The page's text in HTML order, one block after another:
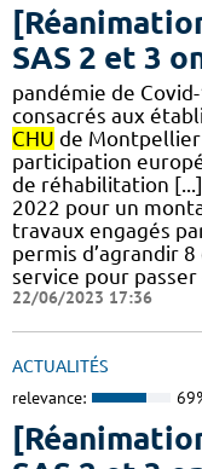
SAS 2 et 3
pandémie de
consacrés aux
CHU de Montpellier
participation
de réhabilitation
2022 pour un
travaux engagés
permis d’agrandir
service pour
22/06/2023 17:36
ACTUALITÉS
relevance: